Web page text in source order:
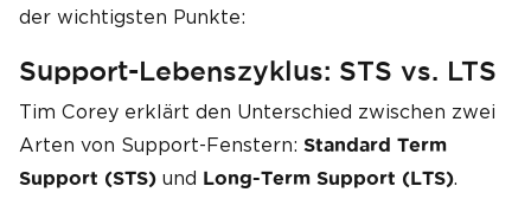
der wichtigsten Punkte:
Support-Lebenszyklus: STS vs. LTS
Tim Corey erklärt den Unterschied zwischen zwei
Arten von Support-Fenstern: Standard Term
Support (STS) und Long-Term Support (LTS).